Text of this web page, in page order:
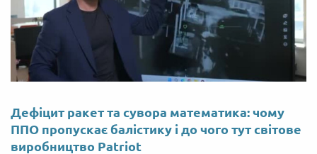
Дефіцит ракет та сувора математика: чому
ППО пропускає балістику і до чого тут світове
виробництво Patriot